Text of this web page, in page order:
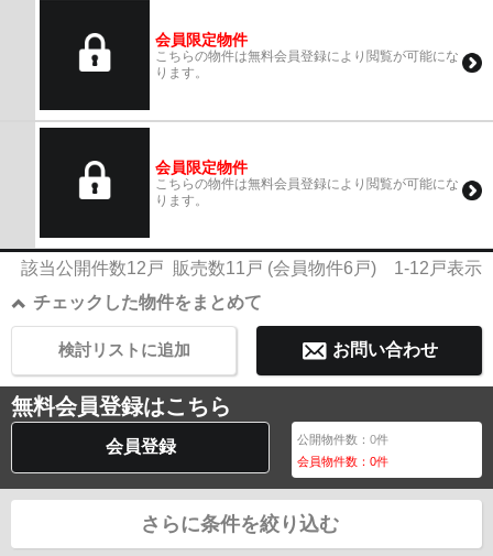
会員限定物件
こちらの物件は無料会員登録により閲覧が可能にな
ります。
会員限定物件
こちらの物件は無料会員登録により閲覧が可能にな
ります。
該当公開件数12 戸 販売数11 戸 (会員物件6 戸) 1-12 戸表示
チェックした物件をまとめて
お問い合わせ
検討リストに追加
無料会員登録はこちら
会員登録 公開物件数：0件
会員物件数：0件
さらに条件を絞り込む